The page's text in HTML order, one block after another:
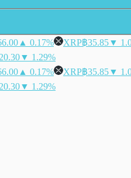
▲ 0.17% XRP฿35.85▼
▼ 1.29%
▲ 0.17% XRP฿35.85▼
▼ 1.29%